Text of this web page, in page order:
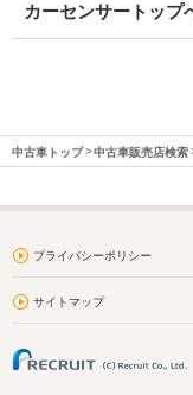
カーセンサートップ
中古車トップ 中古車販売店検索
プライバシーポリシー
サイトマップ